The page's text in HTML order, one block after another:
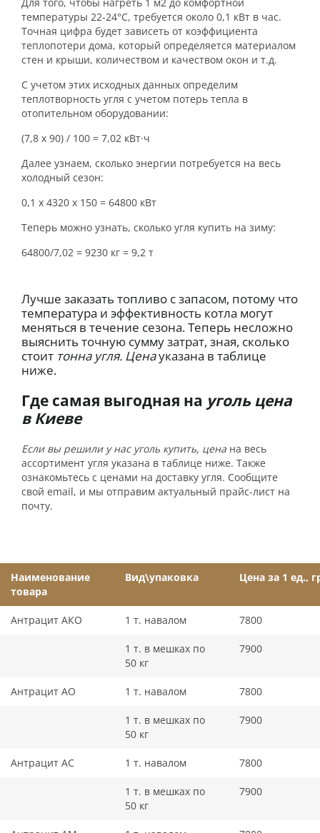
температуры 22-24°С, требуется около 0,1 кВт в час.
Точная цифра будет зависеть от коэффициента
теплопотери дома, который определяется материалом
стен и крыши, количеством и качеством окон и т.д.
С учетом этих исходных данных определим
теплотворность угля с учетом потерь тепла в
отопительном оборудовании:
(7,8 х 90) / 100 = 7,02 кВт·ч
Далее узнаем, сколько энергии потребуется на весь
холодный сезон:
0,1 х 4320 х 150 = 64800 кВт
Теперь можно узнать, сколько угля купить на зиму:
64800/7,02 = 9230 кг = 9,2 т
Лучше заказать топливо с запасом, потому что
температура и эффективность котла могут
меняться в течение сезона. Теперь несложно
выяснить точную сумму затрат, зная, сколько
стоит тонна угля. Ценауказана в таблице
ниже.
Где самая выгодная на уголь цена
в Киеве
Если вы решили у нас уголь купить, цена на весь
ассортимент угля указана в таблице ниже. Также
ознакомьтесь с ценами на доставку угля. Сообщите
свой email, и мы отправим актуальный прайс-лист на
почту.
Наименование
товара
Вид\упаковка Цена за 1 ед.,
Антрацит АКО 1 т. навалом 7800
1 т. в мешках по
50 кг
7900
Антрацит АО 1 т. навалом 7800
1 т. в мешках по
50 кг
7900
Антрацит АС 1 т. навалом 7800
1 т. в мешках по
50 кг
7900